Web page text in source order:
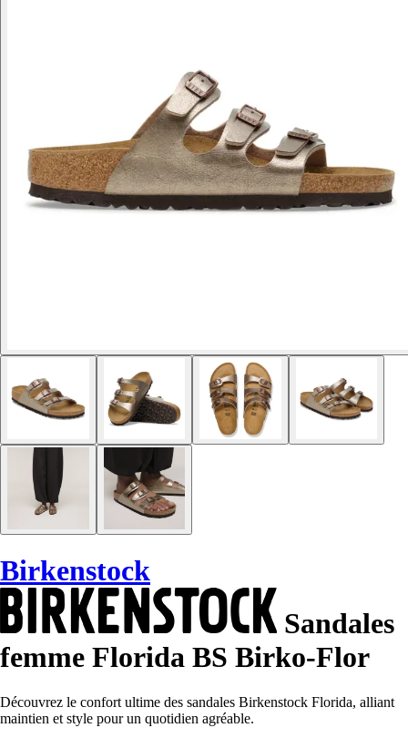
Birkenstock
Sandales
femme Florida BS Birko-Flor
Découvrez le confort ultime des sandales Birkenstock Florida, alliant
maintien et style pour un quotidien agréable.